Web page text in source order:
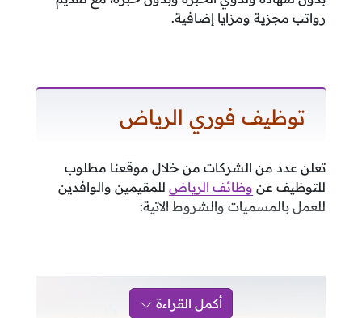
رواتب مجزية ومزايا إضافية.
توظيف فوري الرياض
تعلن عدد من الشركات من خلال موقعنا مطلوب
للتوظيف عن وظائف الرياضللمقيمين والوافدين
للعمل بالمسميات والشروط الاتية:
أكمل القراءة